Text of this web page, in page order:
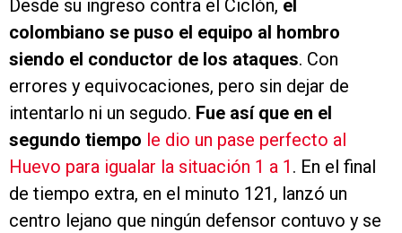
Desde su ingreso contra el Ciclón, el
colombiano se puso el equipo al hombro
siendo el conductor de los ataques. Con
errores y equivocaciones, pero sin dejar de
intentarlo ni un segudo. Fue así que en el
segundo tiempo le dio un pase perfecto al
Huevo para igualar la situación 1 a 1 . En el final
de tiempo extra, en el minuto 121, lanzó un
centro lejano que ningún defensor contuvo y se